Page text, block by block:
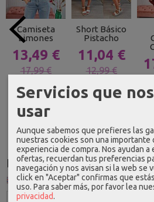
Idioma
Camiseta
Limones
13,49 €
17,99 €
Short Básico
Pistacho
11,04 €
12,99 €
Servicios que
usar
Aunque sabemos que prefieres las
nuestras cookies son una importante
experiencia de compra. Nos ayudan a
ofertas, recuerdan tus preferencias
navegación y nos avisan si la web se
click en "Aceptar" confirmas que
uso. Para saber más, por favor lea
privacidad.